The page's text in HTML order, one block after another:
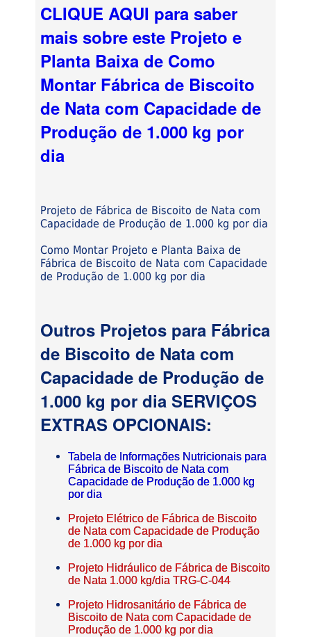
CLIQUE AQUI para saber
mais sobre este Projeto e
Planta Baixa de Como
Montar Fábrica de Biscoito
de Nata com Capacidade de
Produção de 1.000 kg por
dia
Projeto de Fábrica de Biscoito de Nata com
Capacidade de Produção de 1.000 kg por dia
Como Montar Projeto e Planta Baixa de
Fábrica de Biscoito de Nata com Capacidade
de Produção de 1.000 kg por dia
Outros Projetos para Fábrica
de Biscoito de Nata com
Capacidade de Produção de
1.000 kg por dia SERVIÇOS
EXTRAS OPCIONAIS:
Tabela de Informações Nutricionais para
Fábrica de Biscoito de Nata com
Capacidade de Produção de 1.000 kg
por dia
Projeto Elétrico de Fábrica de Biscoito
de Nata com Capacidade de Produção
de 1.000 kg por dia
Projeto Hidráulico de Fábrica de Biscoito
de Nata 1.000 kg/dia TRG-C-044
Projeto Hidrosanitário de Fábrica de
Biscoito de Nata com Capacidade de
Produção de 1.000 kg por dia